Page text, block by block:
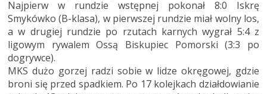
Najpierw w rundzie wstępnej pokonał 8:0 Iskrę
Smykówko (B-klasa), w pierwszej rundzie miał wolny los,
a w drugiej rundzie po rzutach karnych wygrał 5:4 z
ligowym rywalem Ossą Biskupiec Pomorski (3:3 po
dogrywce).
MKS dużo gorzej radzi sobie w lidze okręgowej, gdzie
broni się przed spadkiem. Po 17 kolejkach działdowianie